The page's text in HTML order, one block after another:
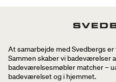
At samarbejde med Svedbergs
Sammen skaber vi badeværelser
badeværelsesmøbler matcher –
badeværelset og i hjemmet.